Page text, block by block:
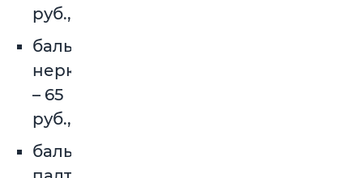
руб.,
балык
нерки
– 65
руб.,
балык